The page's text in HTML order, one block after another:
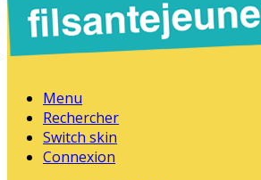
Menu
Rechercher
Switch skin
Connexion